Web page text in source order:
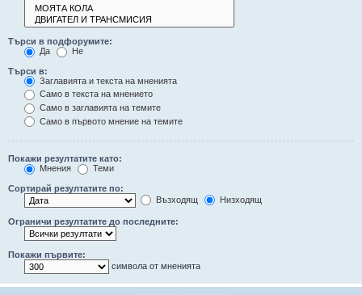
Търси в подфорумите:
Да
Не
Търси в:
Заглавията и текста на мненията
Само в текста на мнението
Само в заглавията на темите
Само в първото мнение на темите
Покажи резултатите като:
Мнения
Теми
Сортирай резултатите по:
Възходящ
Низходящ
Ограничи резултатите до последните:
Покажи първите:
символа от мненията